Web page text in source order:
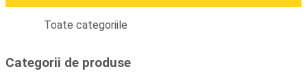
Toate categoriile
Categorii de produse